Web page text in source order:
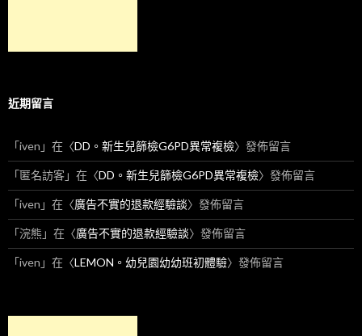
近期留言
「iven 」在〈DD。新生兒篩檢G6PD異常複檢〉發佈留言
「匿名訪客」在〈DD。新生兒篩檢G6PD異常複檢〉發佈留言
「iven 」在〈廣告不實的退款經驗談〉發佈留言
「浣熊 」在〈廣告不實的退款經驗談〉發佈留言
「iven 」在〈LEMON。幼兒園幼幼班初體驗〉發佈留言